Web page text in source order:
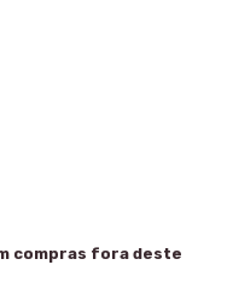
compras fora deste